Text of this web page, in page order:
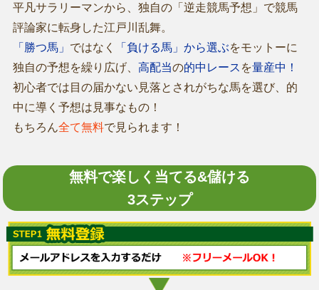
平凡サラリーマンから、独自の「逆走競馬予想」で競馬
評論家に転身した江戸川乱舞。
「勝つ馬」 ではなく 「負ける馬」から選ぶをモットーに
独自の予想を繰り広げ、 高配当の的中レース を量産中！
初心者では目の届かない見落とされがちな馬を選び、的
中に導く予想は見事なもの！
もちろん全て無料で見られます！
無料で楽しく当てる&儲ける
3ステップ